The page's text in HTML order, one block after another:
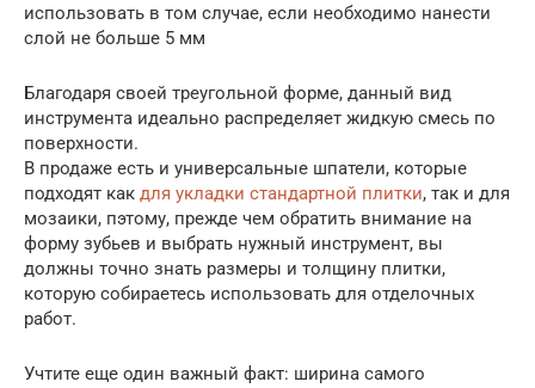
использовать в том случае, если необходимо нанести
слой не больше 5 мм
Благодаря своей треугольной форме, данный вид
инструмента идеально распределяет жидкую смесь по
поверхности.
В продаже есть и универсальные шпатели, которые
подходят как для укладки стандартной плитки, так и для
мозаики, пэтому, прежде чем обратить внимание на
форму зубьев и выбрать нужный инструмент, вы
должны точно знать размеры и толщину плитки,
которую собираетесь использовать для отделочных
работ.
Учтите еще один важный факт: ширина самого